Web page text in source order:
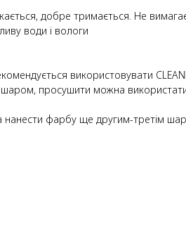
добре тримається. Не
води і вологи
використовувати
просушити можна
фарбу ще другим-третім